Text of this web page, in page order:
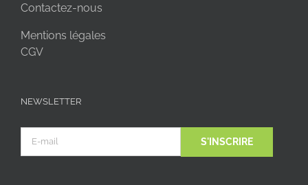
Contactez-nous
Mentions légales
CGV
NEWSLETTER